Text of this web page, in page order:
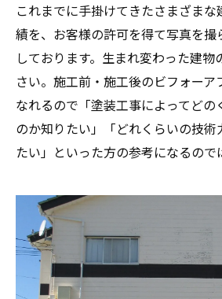
これまでに手掛けてきたさまざま
績を、お客様の許可を得て写真を
しております。生まれ変わった建物
さい。施工前・施工後のビフォーア
なれるので「塗装工事によってどの
のか知りたい」「どれくらいの技術
たい」といった方の参考になるので